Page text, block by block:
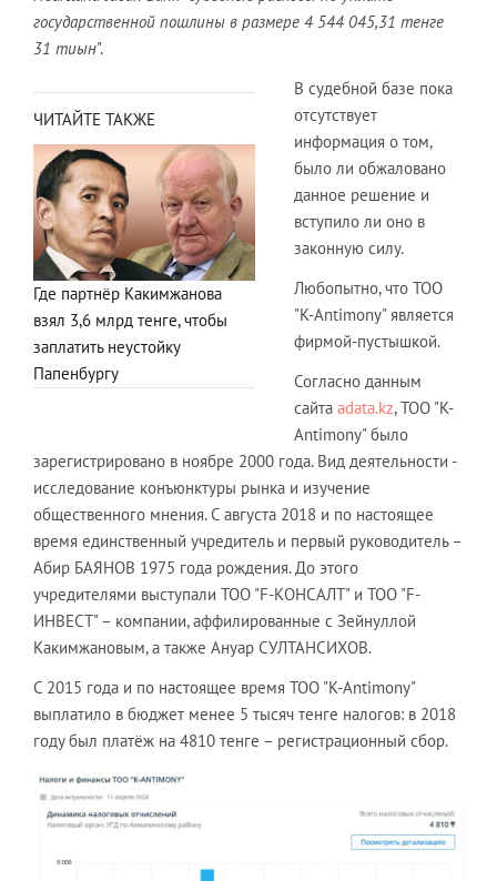
государственной пошлины в размере 4 544 045,31 тенге
31 тиын".
ЧИТАЙТЕ ТАКЖЕ
Где партнёр Какимжанова
взял 3,6 млрд тенге, чтобы
заплатить неустойку
Папенбургу
В судебной базе пока
отсутствует
информация о том,
было ли обжаловано
данное решение и
вступило ли оно в
законную силу.
Любопытно, что ТОО
"K-Antimony" является
фирмой-пустышкой.
Согласно данным
сайта adata.kz, ТОО "K-
Antimony" было
зарегистрировано в ноябре 2000 года. Вид деятельности -
исследование конъюнктуры рынка и изучение
общественного мнения. С августа 2018 и по настоящее
время единственный учредитель и первый руководитель –
Абир БАЯНОВ 1975 года рождения. До этого
учредителями выступали ТОО "F-КОНСАЛТ" и ТОО "F-
ИНВЕСТ" – компании, аффилированные с Зейнуллой
Какимжановым, а также Ануар СУЛТАНСИХОВ.
С 2015 года и по настоящее время ТОО "K-Antimony"
выплатило в бюджет менее 5 тысяч тенге налогов: в 2018
году был платёж на 4810 тенге – регистрационный сбор.